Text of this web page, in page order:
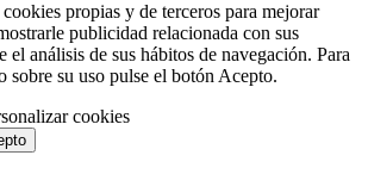
propias y de terceros para mejorar
publicidad relacionada con sus
el análisis de sus hábitos de navegación. Para
sobre su uso pulse el botón Acepto.
cookies